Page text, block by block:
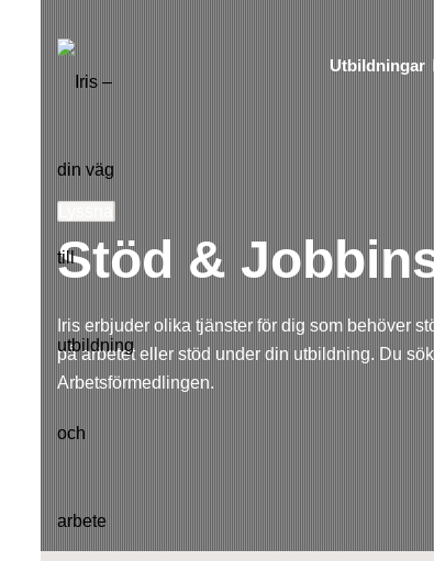
Utbildningar
Stöd &
Iris erbjuder olika tjänster för dig som behöver
på arbetet eller stöd under din utbildning. Du
Arbetsförmedlingen.